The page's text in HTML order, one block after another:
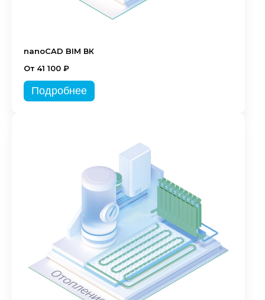
nanoCAD BIM ВК
От 41 100 ₽
Подробнее